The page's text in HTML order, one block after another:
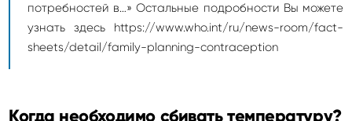
потребностей в…» Остальные подробности Вы можете
узнать здесь https://www.who.int/ru/news-room/fact-
sheets/detail/family-planning-contraception
Когда необходимо сбивать температуру?